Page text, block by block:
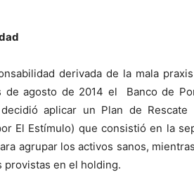
derivada de la mala
de agosto de 2014 el Banco de
aplicar un Plan de
El Estímulo) que consistió en la
agrupar los activos sanos,
provistas en el holding.